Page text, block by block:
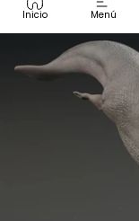
Inicio Menú